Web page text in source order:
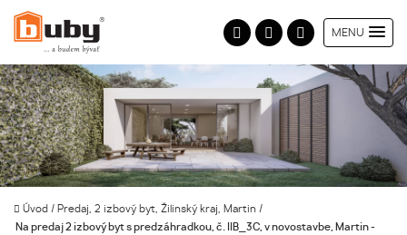
MENU
Úvod / Predaj, 2 izbový byt, Žilinský kraj, Martin /
Na predaj 2 izbový byt s predzáhradkou, č. IIB_3C, v novostavbe, Martin -